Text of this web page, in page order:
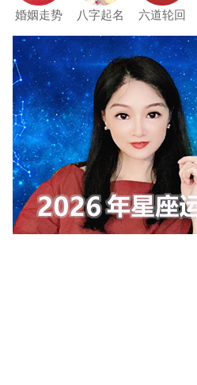
婚姻走势 八字起名 六道轮回